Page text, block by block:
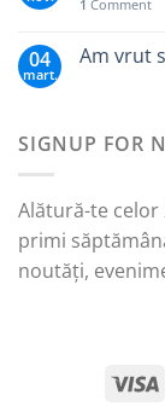
1 Comment
04
mart.
Am vrut
SIGNUP FOR
Alătură-te celor
primi
noutăți,